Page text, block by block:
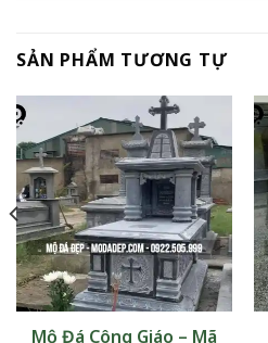
SẢN PHẨM TƯƠNG TỰ
Mộ Đá Công Giáo – Mã